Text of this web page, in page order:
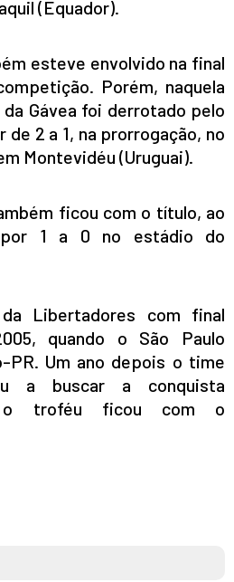
(Equador).
esteve envolvido na final
Porém, naquela
Gávea foi derrotado pelo
de 2 a 1, na prorrogação, no
Montevidéu (Uruguai).
ficou com o título, ao
1 a 0 no estádio do
Libertadores com final
quando o São Paulo
Um ano depois o time
a buscar a conquista
o troféu ficou com o